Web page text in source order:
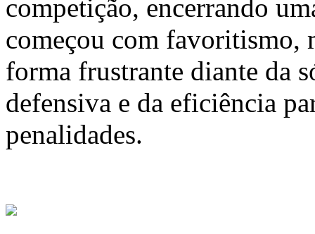
competição, encerrando
começou com favoritismo,
forma frustrante diante da
defensiva e da eficiência
penalidades.